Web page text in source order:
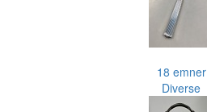
18 emner
Diverse